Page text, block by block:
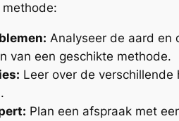
Analyseer de aard en
van een geschikte methode.
Leer over de verschillende
Plan een afspraak met